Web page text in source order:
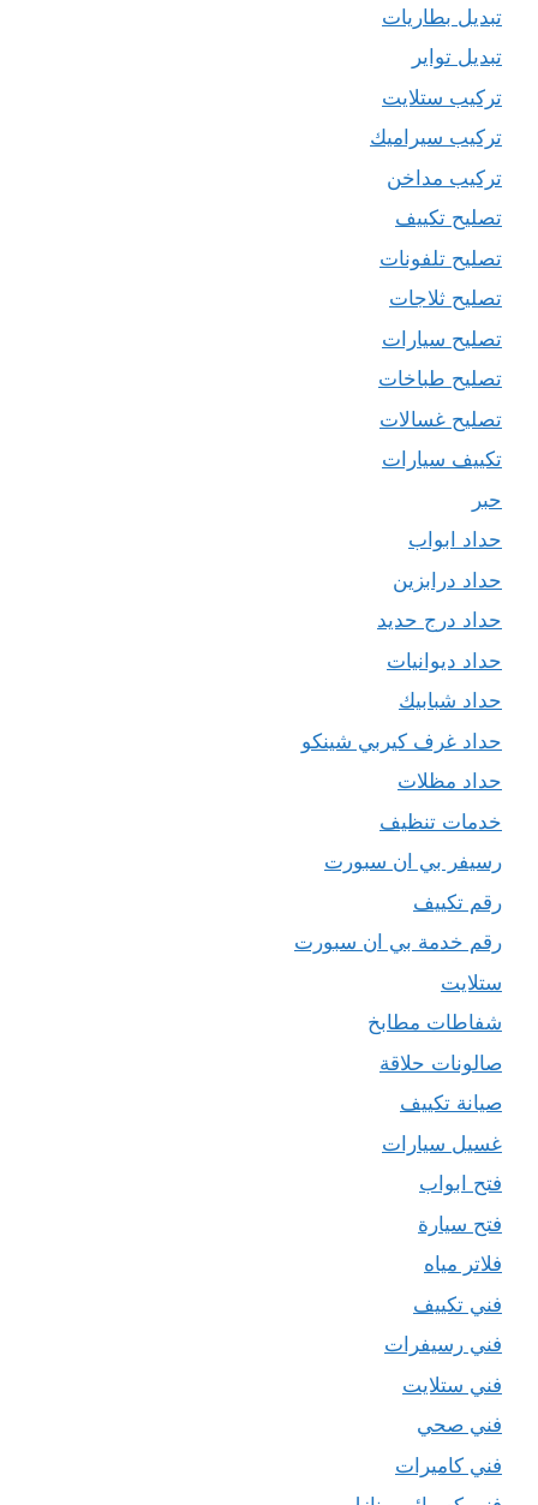
تبديل بطاريات
تبديل تواير
تركيب ستلايت
تركيب سيراميك
تركيب مداخن
تصليح تكييف
تصليح تلفونات
تصليح ثلاجات
تصليح سيارات
تصليح طباخات
تصليح غسالات
تكييف سيارات
حبر
حداد ابواب
حداد درابزين
حداد درج حديد
حداد ديوانيات
حداد شبابيك
حداد غرف كيربي شينكو
حداد مظلات
خدمات تنظيف
رسيفر بي ان سبورت
رقم تكييف
رقم خدمة بي ان سبورت
ستلايت
شفاطات مطابخ
صالونات حلاقة
صيانة تكييف
غسيل سيارات
فتح ابواب
فتح سيارة
فلاتر مياه
فني تكييف
فني رسيفرات
فني ستلايت
فني صحي
فني كاميرات